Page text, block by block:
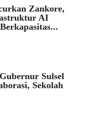
Zankore,
AI
Sulsel
Sekolah